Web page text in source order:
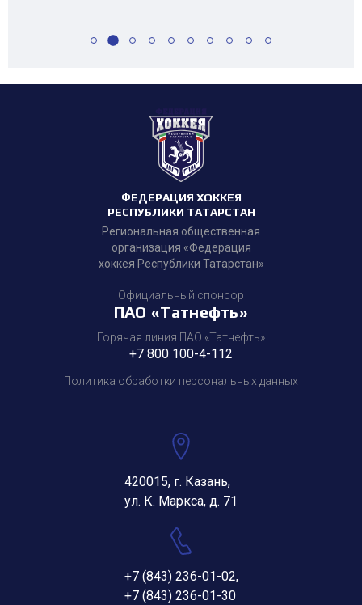
ФЕДЕРАЦИЯ ХОККЕЯ
РЕСПУБЛИКИ ТАТАРСТАН
Региональная общественная
организация «Федерация
хоккея Республики Татарстан»
Официальный спонсор
ПАО «Татнефть»
Горячая линия ПАО «Татнефть»
+7 800 100-4-112
Политика обработки персональных данных
420015, г. Казань,
ул. К. Маркса, д. 71
+7 (843) 236-01-02,
+7 (843) 236-01-30